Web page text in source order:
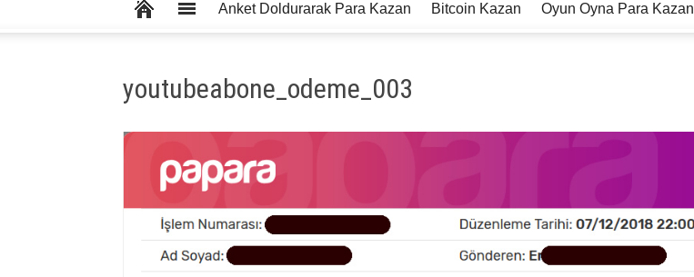
Anket Doldurarak Para Kazan Bitcoin Kazan Oyun Oyna Para Kazan
youtubeabone_odeme_003